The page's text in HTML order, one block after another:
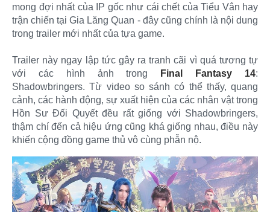
mong đợi nhất của IP gốc như cái chết của Tiểu Vân hay
trận chiến tại Gia Lăng Quan - đây cũng chính là nội dung
trong trailer mới nhất của tựa game.
Trailer này ngay lập tức gây ra tranh cãi vì quá tương tự
với các hình ảnh trong
Final Fantasy 14:
Shadowbringers. Từ video so sánh có thể thấy, quang
cảnh, các hành động, sự xuất hiện của các nhân vật trong
Hồn Sư Đối Quyết đều rất giống với Shadowbringers,
thậm chí đến cả hiệu ứng cũng khá giống nhau, điều này
khiến cộng đồng game thủ vô cùng phẫn nộ.​